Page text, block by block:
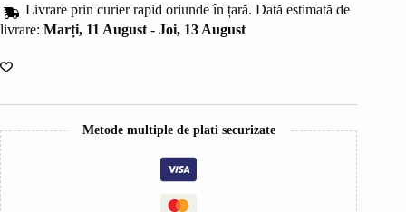
Livrare prin curier rapid oriunde în țară. Dată estimată de
livrare: Marți, 11 August - Joi, 13 August
Metode multiple de plati securizate